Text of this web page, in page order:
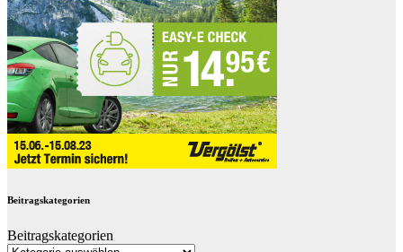
Beitragskategorien
Beitragskategorien